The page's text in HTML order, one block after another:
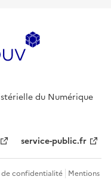
du Numérique
service-public.fr
de confidentialité Mentions